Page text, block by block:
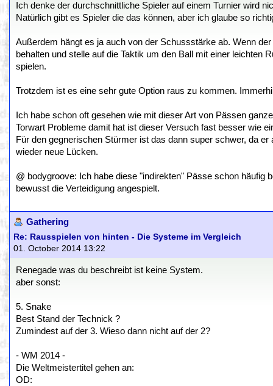
Ich denke der durchschnittliche Spieler auf einem Turnier wird
Natürlich gibt es Spieler die das können, aber ich glaube so
Außerdem hängt es ja auch von der Schussstärke ab. Wenn
behalten und stelle auf die Taktik um den Ball mit einer leichten
spielen.
Trotzdem ist es eine sehr gute Option raus zu kommen.
Ich habe schon oft gesehen wie mit dieser Art von Pässen
Torwart Probleme damit hat ist dieser Versuch fast besser wie
Für den gegnerischen Stürmer ist das dann super schwer, da
wieder neue Lücken.
@ bodygroove: Ich habe diese "indirekten" Pässe schon
bewusst die Verteidigung angespielt.
Gathering
Re: Rausspielen von hinten - Die Systeme im Vergleich
01. October 2014 13:22
Renegade was du beschreibt ist keine System.
aber sonst:
5. Snake
Best Stand der Technick ?
Zumindest auf der 3. Wieso dann nicht auf der 2?
- WM 2014 -
Die Weltmeistertitel gehen an:
OD: